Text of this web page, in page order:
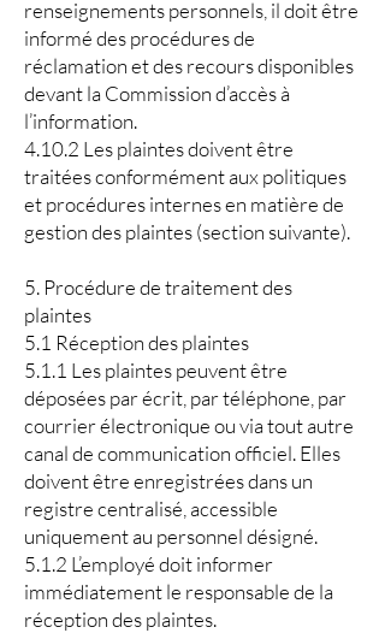
renseignements personnels, il doit être
informé des procédures de
réclamation et des recours disponibles
devant la Commission d’accès à
l’information.
4.10.2 Les plaintes doivent être
traitées conformément aux politiques
et procédures internes en matière de
gestion des plaintes (section suivante).
5. Procédure de traitement des
plaintes
5.1 Réception des plaintes
5.1.1 Les plaintes peuvent être
déposées par écrit, par téléphone, par
courrier électronique ou via tout autre
canal de communication officiel. Elles
doivent être enregistrées dans un
registre centralisé, accessible
uniquement au personnel désigné.
5.1.2 L’employé doit informer
immédiatement le responsable de la
réception des plaintes.